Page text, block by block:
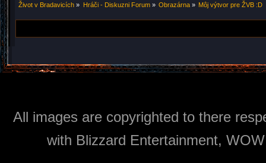
Život v Bradavicích » Hráči - Diskuzni Forum» Obrazárna» Môj výtvor pre ŽVB :D
All images are copyrighted to there
with Blizzard Entertainment,